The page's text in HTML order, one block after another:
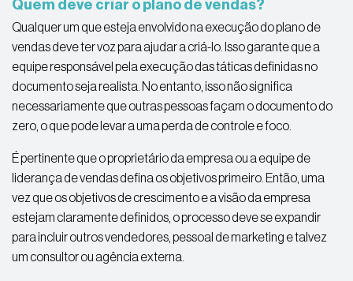
Quem deve criar o plano de vendas?
Qualquer um que esteja envolvido na execução do plano de
vendas deve ter voz para ajudar a criá-lo. Isso garante que a
equipe responsável pela execução das táticas definidas no
documento seja realista. No entanto, isso não significa
necessariamente que outras pessoas façam o documento do
zero, o que pode levar a uma perda de controle e foco.
É pertinente que o proprietário da empresa ou a equipe de
liderança de vendas defina os objetivos primeiro. Então, uma
vez que os objetivos de crescimento e a visão da empresa
estejam claramente definidos, o processo deve se expandir
para incluir outros vendedores, pessoal de marketing e talvez
um consultor ou agência externa.